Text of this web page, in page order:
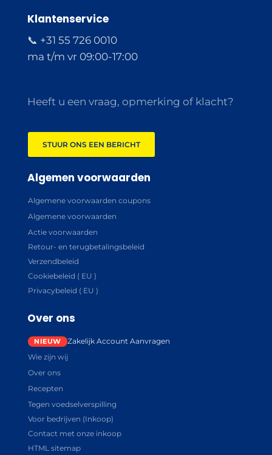
Klantenservice
📞 +31 55 726 0010
ma t/m vr 09:00-17:00
Heeft u een vraag, opmerking of klacht?
STUUR ONS EEN BERICHT
Algemen voorwaarden
Algemene voorwaarden coupons
Algemene voorwaarden
Actie voorwaarden
Retour- en terugbetalingsbeleid
Verzendbeleid
Cookiebeleid ( EU )
Privacybeleid ( EU )
Over ons
Zakelijk Account Aanvragen
Wie zijn wij
Over ons
Recepten
Tegen voedselverspilling
Voor bedrijven (Inkoop)
Contact met onze inkoop
HTML sitemap